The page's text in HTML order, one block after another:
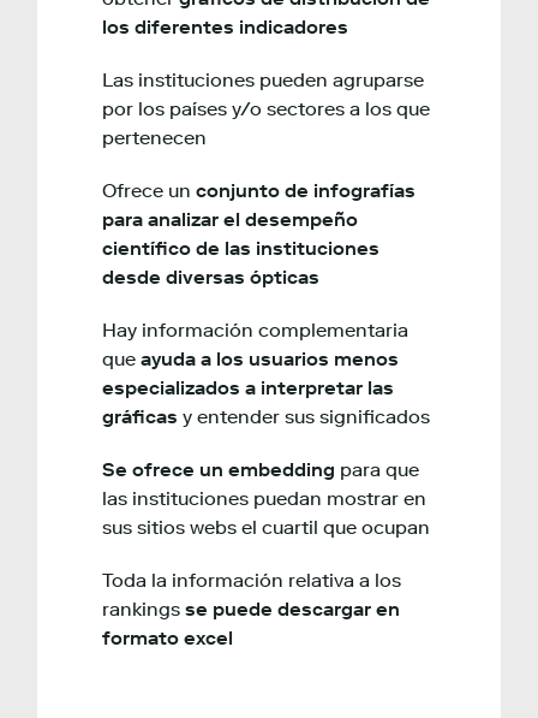
los diferentes indicadores
Las instituciones pueden agruparse
por los países y/o sectores a los que
pertenecen
Ofrece un conjunto de infografías
para analizar el desempeño
científico de las instituciones
desde diversas ópticas
Hay información complementaria
que ayuda a los usuarios menos
especializados a interpretar las
gráficas y entender sus significados
Se ofrece un embedding para que
las instituciones puedan mostrar en
sus sitios webs el cuartil que ocupan
Toda la información relativa a los
rankings se puede descargar en
formato excel